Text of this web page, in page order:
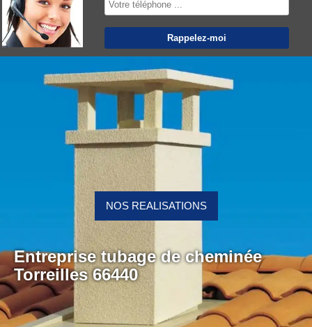
Entreprise tubage de cheminée
Torreilles 66440
NOS REALISATIONS